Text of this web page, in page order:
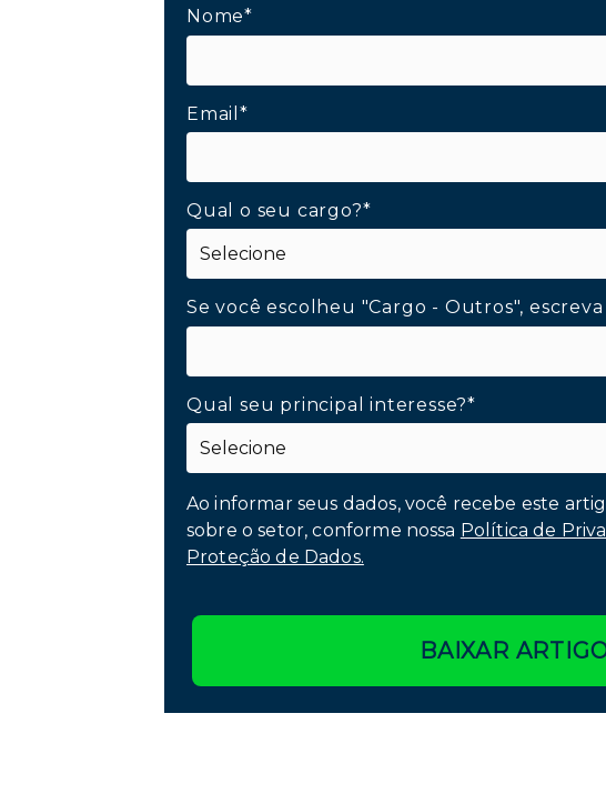
Nome*
Email*
Qual o seu cargo?*
Se você escolheu "Cargo - Outros", escreva
Qual seu principal interesse?*
Ao informar seus dados, você recebe este
sobre o setor, conforme nossa Política de
Proteção de Dados.
BAIXAR